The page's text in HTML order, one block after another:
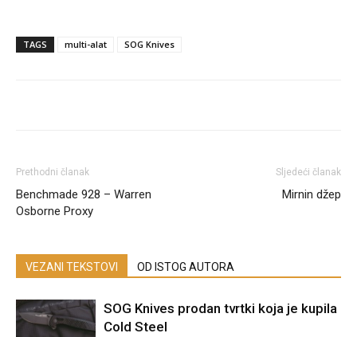
TAGS multi-alat SOG Knives
Prethodni članak
Benchmade 928 – Warren
Osborne Proxy
Sljedeći članak
Mirnin džep
VEZANI TEKSTOVI OD ISTOG AUTORA
SOG Knives prodan tvrtki koja je kupila
Cold Steel